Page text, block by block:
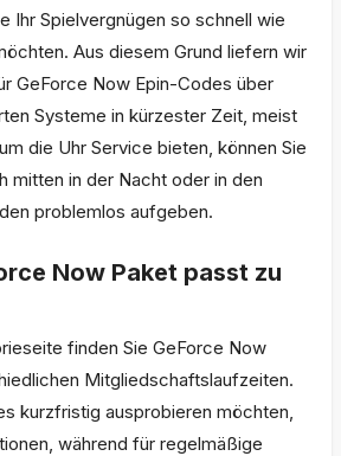
Ihr Spielvergnügen so schnell wie
Aus diesem Grund liefern wir
GeForce Now Epin-Codes über
Systeme in kürzester Zeit, meist
die Uhr Service bieten, können Sie
mitten in der Nacht oder in den
problemlos aufgeben.
Now Paket passt zu
finden Sie GeForce Now
Mitgliedschaftslaufzeiten.
kurzfristig ausprobieren möchten,
während für regelmäßige